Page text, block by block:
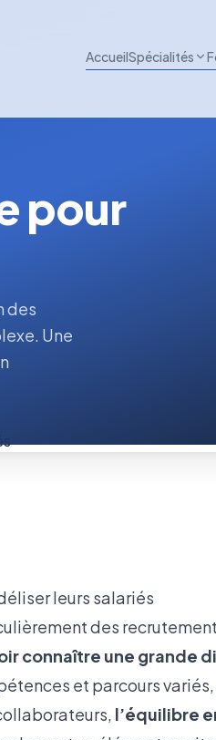
AccueilSpécialités
pour
des
Une
leurs salariés
des
connaître une grande
et parcours
l’équilibre